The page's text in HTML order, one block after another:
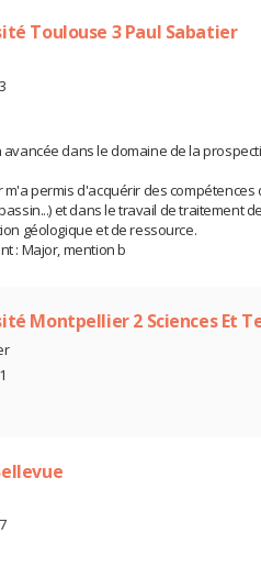
Toulouse 3 Paul Sabatier
avancée dans le domaine de la
m'a permis d'acquérir des
et dans le travail de traitement
géologique et de ressource.
: Major, mention b
Montpellier 2 Sciences Et